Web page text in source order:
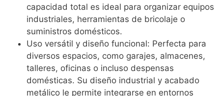
capacidad total es ideal para organizar equipos
industriales, herramientas de bricolaje o
suministros domésticos.
Uso versátil y diseño funcional: Perfecta para
diversos espacios, como garajes, almacenes,
talleres, oficinas o incluso despensas
domésticas. Su diseño industrial y acabado
metálico le permite integrarse en entornos